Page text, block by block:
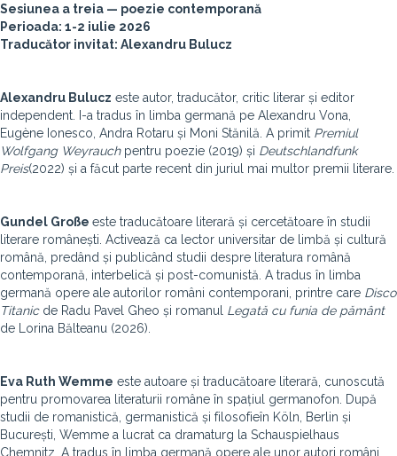
Sesiunea a treia — poezie contemporană
Perioada: 1-2 iulie 2026
Traducător invitat: Alexandru Bulucz
Alexandru Bulucz este autor, traducător, critic literar și editor
independent. I-a tradus în limba germană pe Alexandru Vona,
Eugène Ionesco, Andra Rotaru și Moni Stănilă. A primit Premiul
Wolfgang Weyrauch pentru poezie (2019) și Deutschlandfunk
Preis(2022) și a făcut parte recent din juriul mai multor premii literare.
Gundel Große este traducătoare literară și cercetătoare în studii
literare românești. Activează ca lector universitar de limbă și cultură
română, predând și publicând studii despre literatura română
contemporană, interbelică și post-comunistă. A tradus în limba
germană opere ale autorilor români contemporani, printre care Disco
Titanic de Radu Pavel Gheo și romanul Legată cu funia de pământ
de Lorina Bălteanu (2026).
Eva Ruth Wemme este autoare și traducătoare literară, cunoscută
pentru promovarea literaturii române în spațiul germanofon. După
studii de romanistică, germanistică și filosofieîn Köln, Berlin și
București, Wemme a lucrat ca dramaturg la Schauspielhaus
Chemnitz. A tradus în limba germană opere ale unor autori români